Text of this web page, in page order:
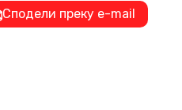
Сподели преку e-mail